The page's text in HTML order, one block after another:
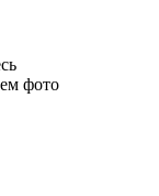
фото